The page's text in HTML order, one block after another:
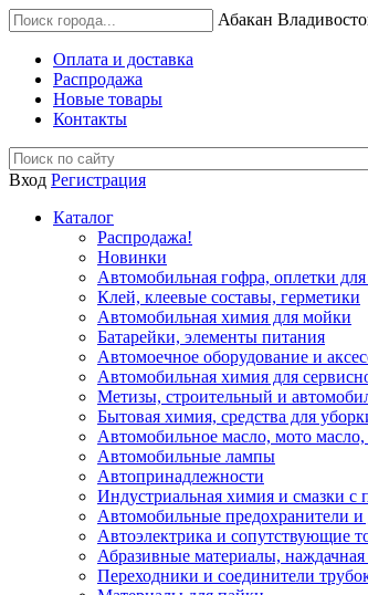
Абакан
Оплата и доставка
Распродажа
Новые товары
Контакты
Вход Регистрация
Каталог
Распродажа!
Новинки
Автомобильная гофра, оплетки
Клей, клеевые составы, герметики
Автомобильная химия для мойки
Батарейки, элементы питания
Автомоечное оборудование и
Автомобильная химия для
Метизы, строительный и
Бытовая химия, средства для
Автомобильное масло, мото
Автомобильные лампы
Автопринадлежности
Индустриальная химия и смазки
Автомобильные предохранители и
Автоэлектрика и сопутствующие
Абразивные материалы, наждачная
Переходники и соединители